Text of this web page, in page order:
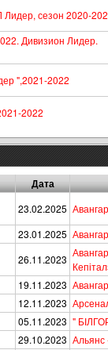
сезон 2020-
Дивизион Лидер.
",2021-2022
2022
Дата
23.02.2025
23.01.2025
26.11.2023
19.11.2023
12.11.2023
05.11.2023 "
29.10.2023 Альянс